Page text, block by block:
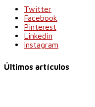
Twitter
Facebook
Pinterest
Linkedin
Instagram
Últimos artículos